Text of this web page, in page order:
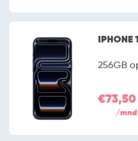
IPHONE
256GB
€73,50
/mnd